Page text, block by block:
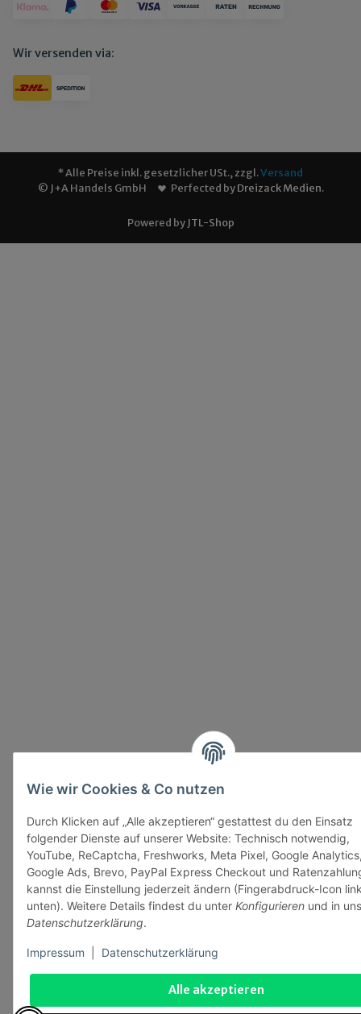
Alle akzeptieren
Wie wir Cookies & Co nutzen
Durch Klicken auf „Alle akzeptieren“ gestattest du den Einsatz
folgender Dienste auf unserer Website: Technisch notwendig,
YouTube, ReCaptcha, Freshworks, Meta Pixel, Google
Google Ads, Brevo, PayPal Express Checkout und
kannst die Einstellung jederzeit ändern (Fingerabdruck-Icon
unten). Weitere Details findest du unter Konfigurieren und in
Datenschutzerklärung.
Impressum Datenschutzerklärung
Wir versenden via:
* Alle Preise inkl. gesetzlicher USt., zzgl.Versand
© J+A Handels GmbH
Perfected byDreizack Medien.
Powered by JTL-Shop